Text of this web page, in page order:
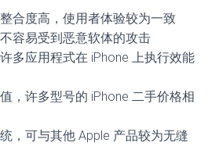
合度高，使用者体验较为一致
容易受到恶意软体的攻击
多应用程式在 iPhone 上执行效能
，许多型号的 iPhone 二手价格相
，可与其他 Apple 产品较为无缝